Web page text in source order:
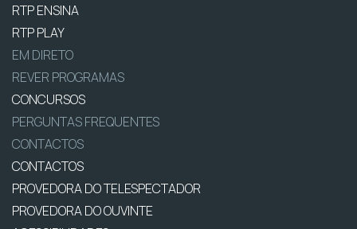
RTP ENSINA
RTP PLAY
EM DIRETO
REVER PROGRAMAS
CONCURSOS
PERGUNTAS FREQUENTES
CONTACTOS
CONTACTOS
PROVEDORA DO TELESPECTADOR
PROVEDORA DO OUVINTE